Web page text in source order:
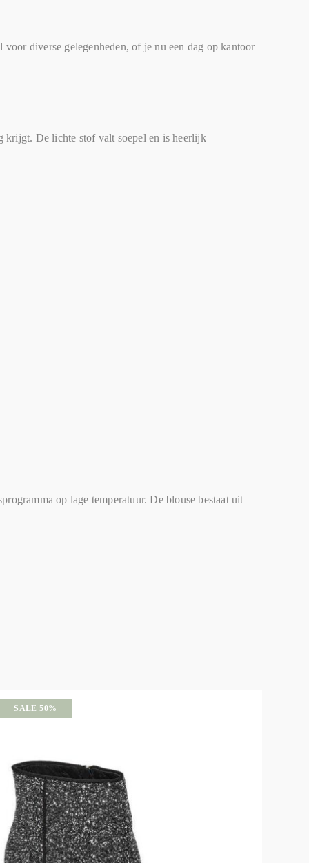
diverse gelegenheden, of je nu een dag op kantoor
krijgt. De lichte stof valt soepel en is heerlijk
op lage temperatuur. De blouse bestaat uit
SALE 50%